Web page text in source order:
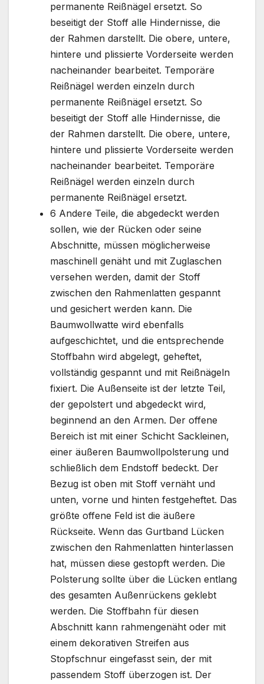
permanente Reißnägel ersetzt. So
beseitigt der Stoff alle Hindernisse, die
der Rahmen darstellt. Die obere, untere,
hintere und plissierte Vorderseite werden
nacheinander bearbeitet. Temporäre
Reißnägel werden einzeln durch
permanente Reißnägel ersetzt. So
beseitigt der Stoff alle Hindernisse, die
der Rahmen darstellt. Die obere, untere,
hintere und plissierte Vorderseite werden
nacheinander bearbeitet. Temporäre
Reißnägel werden einzeln durch
permanente Reißnägel ersetzt.
6 Andere Teile, die abgedeckt werden
sollen, wie der Rücken oder seine
Abschnitte, müssen möglicherweise
maschinell genäht und mit Zuglaschen
versehen werden, damit der Stoff
zwischen den Rahmenlatten gespannt
und gesichert werden kann. Die
Baumwollwatte wird ebenfalls
aufgeschichtet, und die entsprechende
Stoffbahn wird abgelegt, geheftet,
vollständig gespannt und mit Reißnägeln
fixiert. Die Außenseite ist der letzte Teil,
der gepolstert und abgedeckt wird,
beginnend an den Armen. Der offene
Bereich ist mit einer Schicht Sackleinen,
einer äußeren Baumwollpolsterung und
schließlich dem Endstoff bedeckt. Der
Bezug ist oben mit Stoff vernäht und
unten, vorne und hinten festgeheftet. Das
größte offene Feld ist die äußere
Rückseite. Wenn das Gurtband Lücken
zwischen den Rahmenlatten hinterlassen
hat, müssen diese gestopft werden. Die
Polsterung sollte über die Lücken entlang
des gesamten Außenrückens geklebt
werden. Die Stoffbahn für diesen
Abschnitt kann rahmengenäht oder mit
einem dekorativen Streifen aus
Stopfschnur eingefasst sein, der mit
passendem Stoff überzogen ist. Der